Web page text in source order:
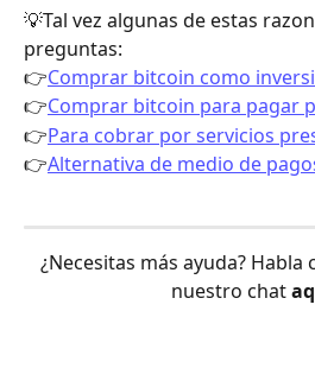
💡Tal vez algunas de estas
preguntas:
👉Comprar bitcoin como
👉Comprar bitcoin para pagar
👉Para cobrar por servicios
👉Alternativa de medio de
¿Necesitas más ayuda?
nuestro chat